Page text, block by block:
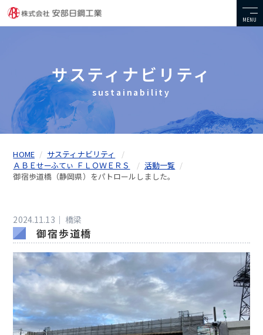
MENU
サスティナビリティ
sustainability
HOME
サスティナビリティ
ＡＢＥせーふてぃ ＦＬＯＷＥＲＳ
活動一覧
御宿歩道橋（静岡県）をパトロールしました。
2024.11.13｜ 橋梁
御宿歩道橋